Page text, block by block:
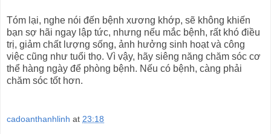
Tóm lại, nghe nói đến bệnh xương khớp, sẽ không khiến
bạn sợ hãi ngay lập tức, nhưng nếu mắc bệnh, rất khó điều
trị, giảm chất lượng sống, ảnh hưởng sinh hoạt và công
việc cũng như tuổi thọ. Vì vậy, hãy siêng năng chăm sóc cơ
thể hàng ngày để phòng bệnh. Nếu có bệnh, càng phải
chăm sóc tốt hơn.
cadoanthanhlinh at 23:18